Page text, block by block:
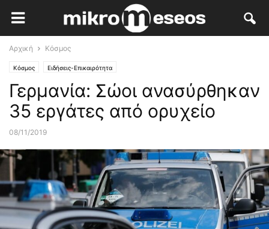
Αρχική Κόσμος
Κόσμος Ειδήσεις-Επικαιρότητα
Γερμανία: Σώοι ανασύρθηκαν
35 εργάτες από ορυχείο
08/11/2019